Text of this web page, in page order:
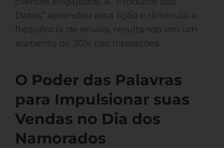
Datas” aprendeu essa lição e diminuiu a
frequência de envios, resultando em um
aumento de 30% nas interações.
O Poder das Palavras
para Impulsionar suas
Vendas no Dia dos
Namorados